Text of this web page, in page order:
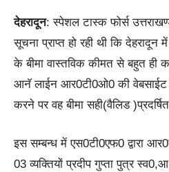
देहरादून: स्पेशल टास्क फोर्स
सूचना प्राप्त हो रही थी कि देहरादून
के बीमा वास्तविक कीमत से बहुत ही
आनॅ लाईन आर0टी0ओ0 की वेबसाईट
करने पर वह बीमा सही(वैलिड
इस सम्बन्ध में एस0टी0एफ0 द्वारा
03 व्यक्तियों प्रदीप गुप्ता पुत्र